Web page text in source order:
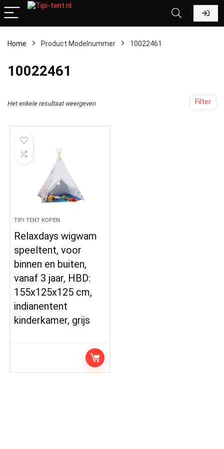
Home Product Modelnummer ‎10022461
‎10022461
Filter
Het enkele resultaat weergeven
TIPI TENT KOPEN
Relaxdays wigwam
speeltent, voor
binnen en buiten,
vanaf 3 jaar, HBD:
155x125x125 cm,
indianentent
kinderkamer, grijs